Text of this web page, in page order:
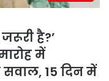
है?’
में
15 दिन में